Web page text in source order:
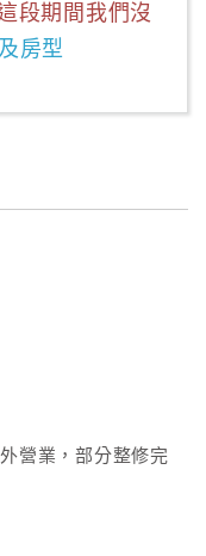
段期間我們沒
房型
營業，部分整修完